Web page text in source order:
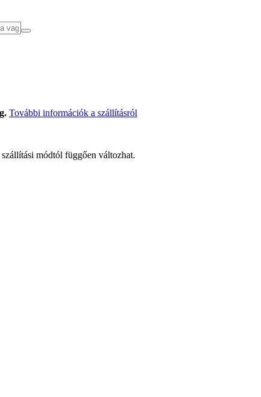
További információk a szállításról
módtól függően változhat.